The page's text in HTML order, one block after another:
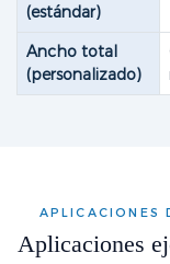
(estándar)
Ancho total
(personalizado)
APLICACIONES
Aplicaciones